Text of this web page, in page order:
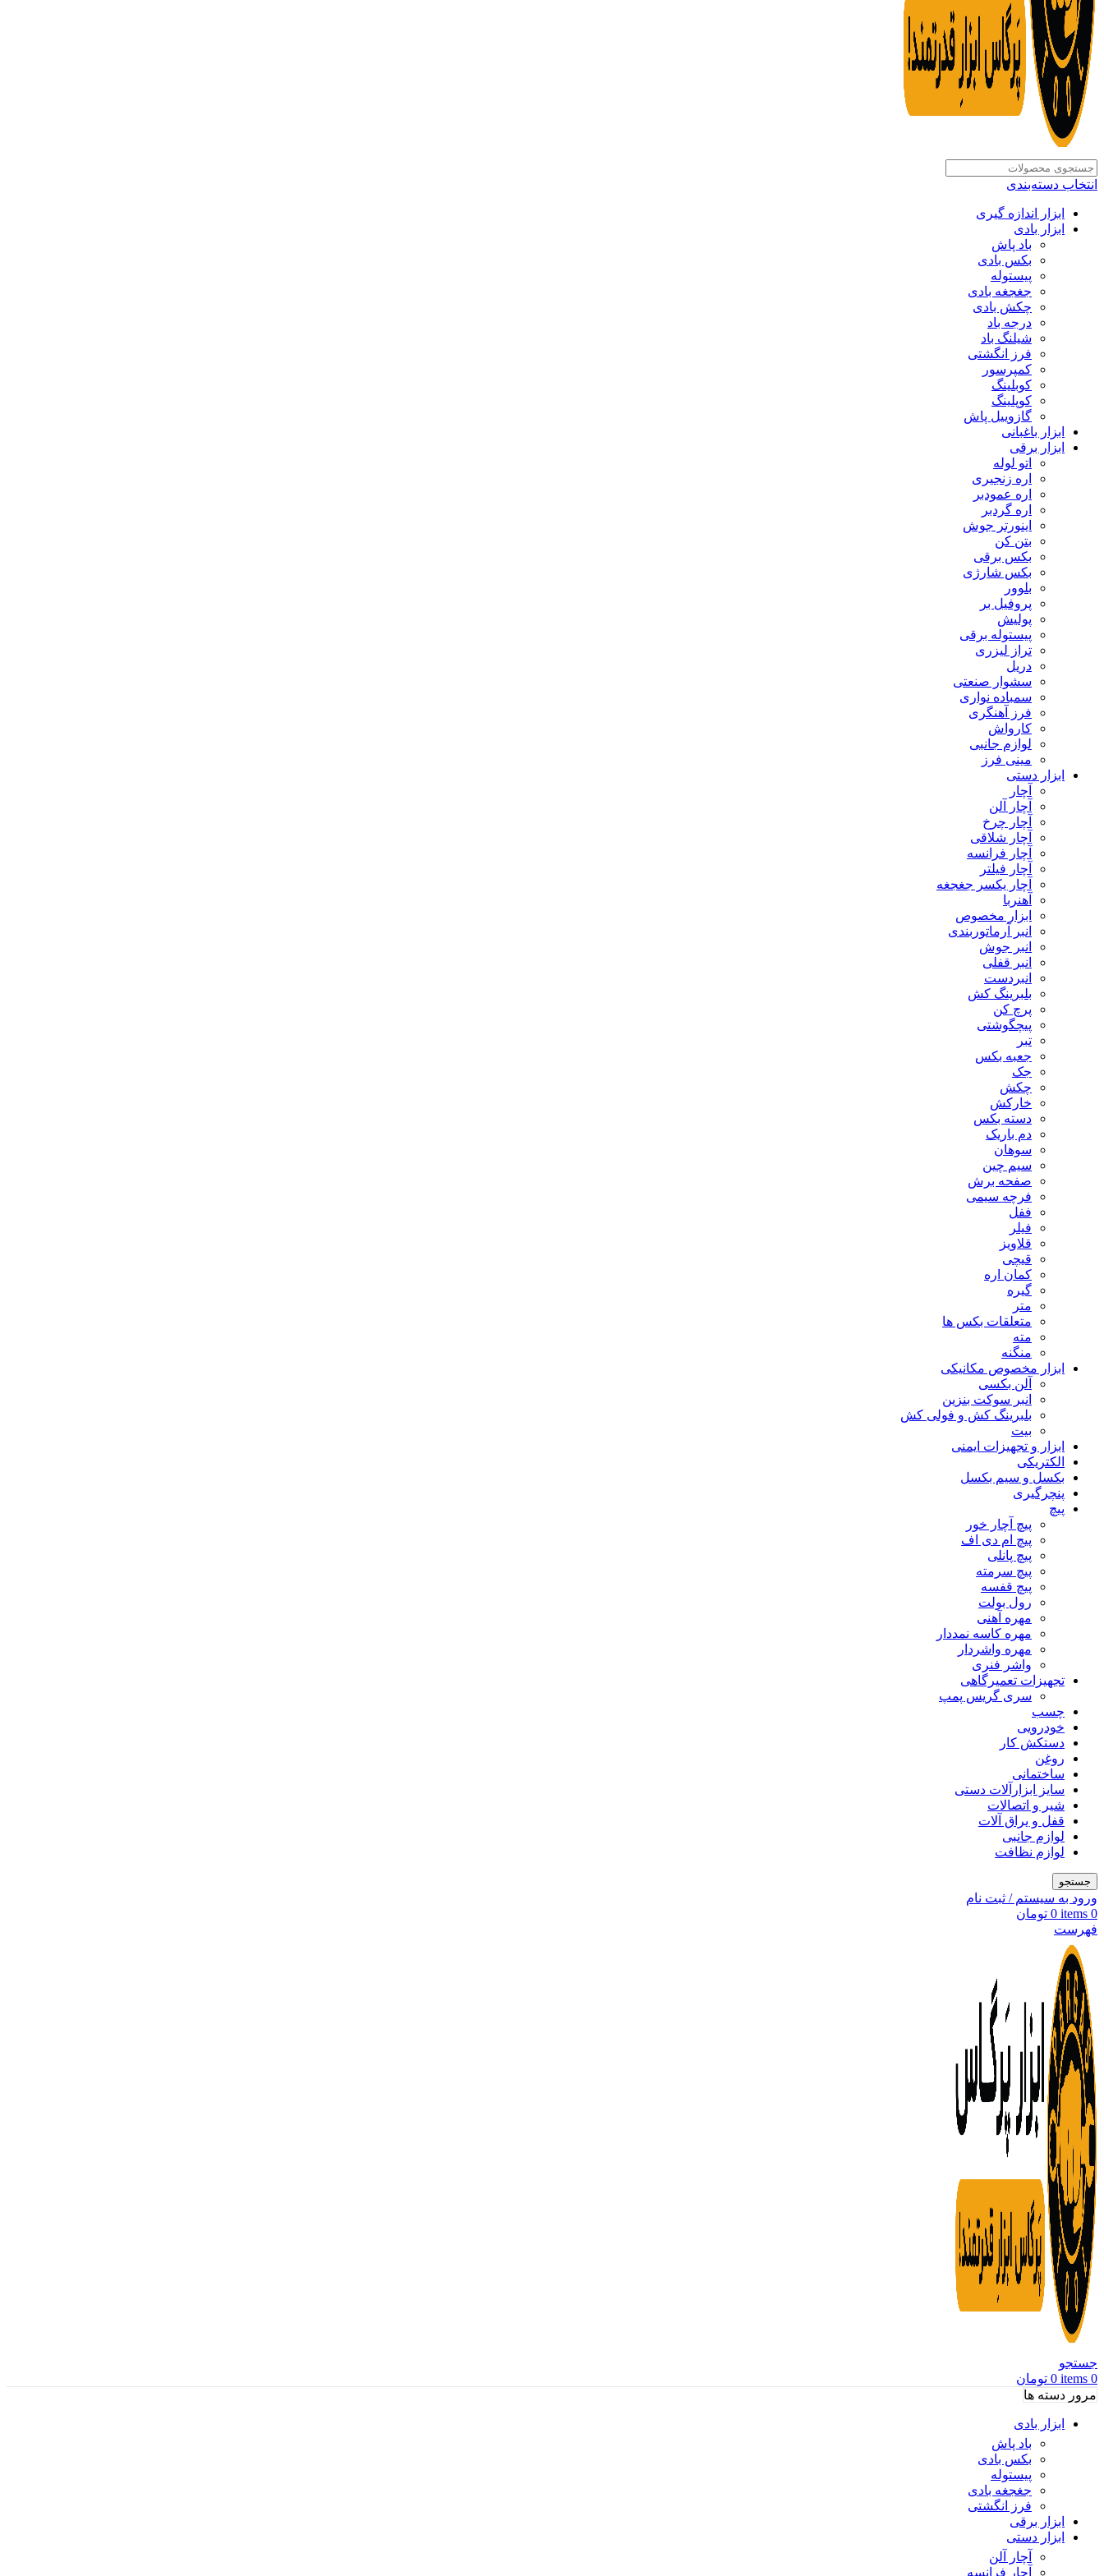
انتخاب دسته‌بندی
ابزار اندازه گیری
ابزار بادی
باد پاش
بکس بادی
پیستوله
جغجغه بادی
چکش بادی
درجه باد
شیلنگ باد
فرز انگشتی
کمپرسور
کوبلینگ
کوپلینگ
گازوییل پاش
ابزار باغبانی
ابزار برقی
اتو لوله
اره زنجیری
اره عمودبر
اره گردبر
اینورتر جوش
بتن کن
بکس برقی
بکس شارژی
بلوور
پروفیل بر
پولیش
پیستوله برقی
تراز لیزری
دریل
سشوار صنعتی
سمباده نواری
فرز آهنگری
کارواش
لوازم جانبی
مینی فرز
ابزار دستی
آچار
آچار آلن
آچار چرخ
آچار شلاقی
آچار فرانسه
آچار فیلتر
آچار یکسر جغجغه
آهنربا
ابزار مخصوص
انبر آرماتوربندی
انبر جوش
انبر قفلی
انبردست
بلبرینگ کش
پرچ کن
پیچگوشتی
تبر
جعبه بکس
جک
چکش
خارکش
دسته بکس
دم باریک
سوهان
سیم چین
صفحه برش
فرچه سیمی
ففل
فیلر
قلاویز
قیچی
کمان اره
گیره
متر
متعلقات بکس ها
مته
منگنه
ابزار مخصوص مکانیکی
آلن بکسی
انبر سوکت بنزین
بلبرینگ کش و فولی کش
بیت
ابزار و تجهیزات ایمنی
الکتریکی
بکسل و سیم بکسل
پنچرگیری
پیچ
پیچ آچار خور
پیچ ام دی اف
پیچ پانلی
پیچ سرمته
پیچ قفسه
رول بولت
مهره آهنی
مهره کاسه نمددار
مهره واشردار
واشر فنری
تجهیزات تعمیرگاهی
سری گریس پمپ
چسب
خودرویی
دستکش کار
روغن
ساختمانی
سایز ابزارآلات دستی
شیر و اتصالات
قفل و یراق آلات
لوازم جانبی
لوازم نظافت
جستجو
ورود به سیستم / ثبت نام
0
items
0 تومان
فهرست
جستجو
0
items
0 تومان
مرور دسته ها
ابزار بادی
باد پاش
بکس بادی
پیستوله
جغجغه بادی
فرز انگشتی
ابزار برقی
ابزار دستی
آچار آلن
آچار فرانسه